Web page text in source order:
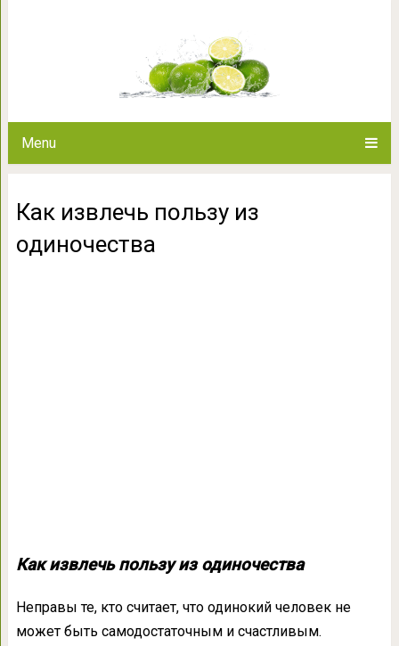
Menu
Как извлечь пользу из
одиночества
Как извлечь пользу из одиночества
Неправы те, кто считает, что одинокий человек не
может быть самодостаточным и счастливым.